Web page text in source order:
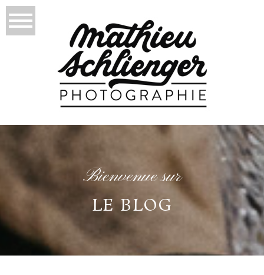
Bienvenue sur
LE BLOG